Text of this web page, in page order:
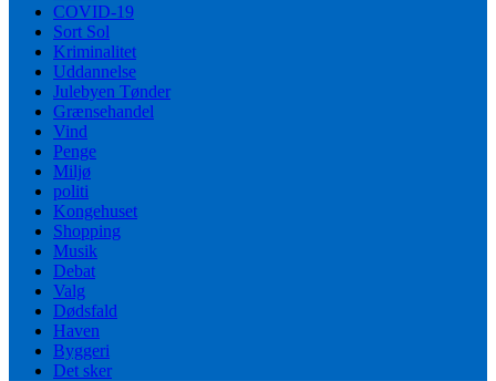
COVID-19
Sort Sol
Kriminalitet
Uddannelse
Julebyen Tønder
Grænsehandel
Vind
Penge
Miljø
politi
Kongehuset
Shopping
Musik
Debat
Valg
Dødsfald
Haven
Byggeri
Det sker